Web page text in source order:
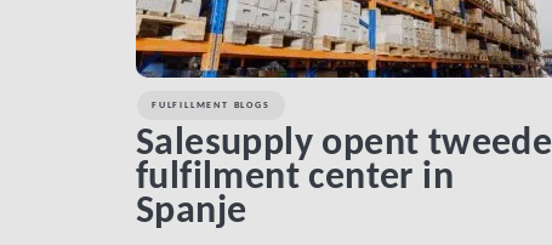
FULFILLMENT BLOGS
Salesupply opent tweede
fulfilment center in
Spanje